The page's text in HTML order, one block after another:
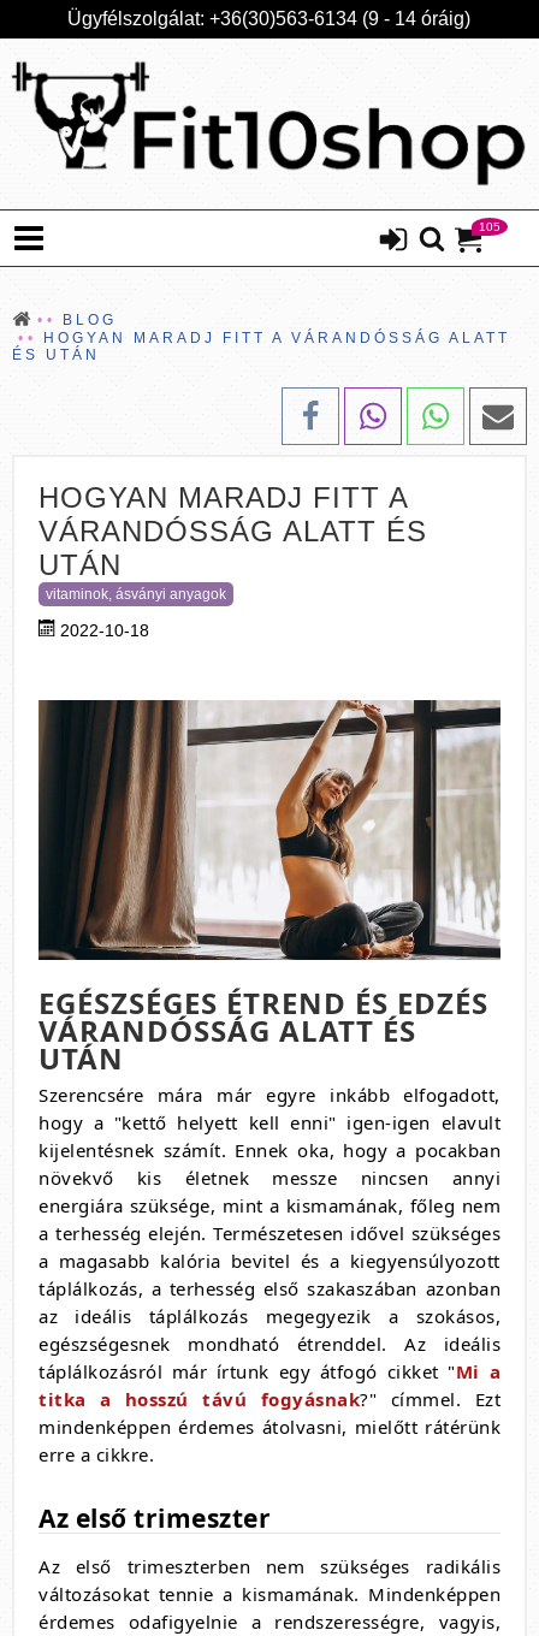
Ügyfélszolgálat: +36(30)563-6134 (9 - 14 óráig)
105
BLOG
HOGYAN MARADJ FITT A VÁRANDÓSSÁG ALATT
ÉS UTÁN
HOGYAN MARADJ FITT A
VÁRANDÓSSÁG ALATT ÉS
UTÁN
vitaminok, ásványi anyagok
2022-10-18
EGÉSZSÉGES ÉTREND ÉS EDZÉS
VÁRANDÓSSÁG ALATT ÉS
UTÁN
Szerencsére mára már egyre inkább elfogadott,
hogy a "kettő helyett kell enni" igen-igen elavult
kijelentésnek számít. Ennek oka, hogy a pocakban
növekvő kis életnek messze nincsen annyi
energiára szüksége, mint a kismamának, főleg nem
a terhesség elején. Természetesen idővel szükséges
a magasabb kalória bevitel és a kiegyensúlyozott
táplálkozás, a terhesség első szakaszában azonban
az ideális táplálkozás megegyezik a szokásos,
egészségesnek mondható étrenddel. Az ideális
táplálkozásról már írtunk egy átfogó cikket "Mi a
titka a hosszú távú fogyásnak?" címmel. Ezt
mindenképpen érdemes átolvasni, mielőtt rátérünk
erre a cikkre.
Az első trimeszter
Az első trimeszterben nem szükséges radikális
változásokat tennie a kismamának. Mindenképpen
érdemes odafigyelnie a rendszerességre, vagyis,